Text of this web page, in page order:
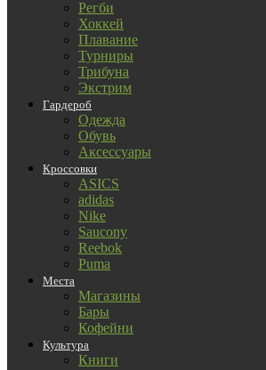
Регби
Хоккей
Плавание
Турниры
Трибуна
Экстрим
Гардероб
Одежда
Обувь
Аксессуары
Кроссовки
ASICS
adidas
Nike
Saucony
Reebok
Puma
Места
Магазины
Бары
Кофейни
Культура
Книги